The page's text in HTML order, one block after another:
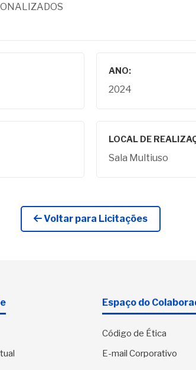
ANO:
2024
LOCAL DE
Sala Multiuso
Voltar para Licitações
Espaço do
Código de Ética
E-mail Corporativo